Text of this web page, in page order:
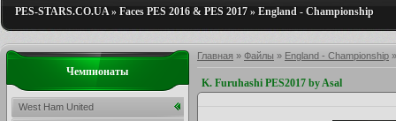
PES-STARS.CO.UA» Faces PES 2016 & PES 2017 » England - Championship
Главная » Файлы » England - Championship
K. Furuhashi PES2017 by Asal
Чемпионаты
West Ham United